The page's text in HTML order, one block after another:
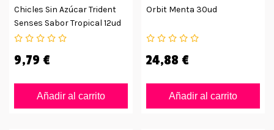
Chicles Sin Azúcar Trident
Senses Sabor Tropical 12ud
9,79 €
Añadir al carrito
Orbit Menta 30ud
24,88 €
Añadir al carrito